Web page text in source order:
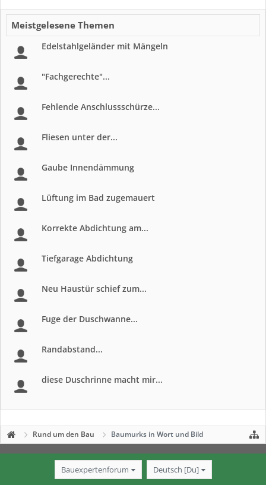
Meistgelesene Themen
Edelstahlgeländer mit Mängeln
"Fachgerechte"...
Fehlende Anschlussschürze...
Fliesen unter der...
Gaube Innendämmung
Lüftung im Bad zugemauert
Korrekte Abdichtung am...
Tiefgarage Abdichtung
Neu Haustür schief zum...
Fuge der Duschwanne...
Randabstand...
diese Duschrinne macht mir...
Rund um den Bau Baumurks in Wort und Bild
Bauexpertenforum Deutsch [Du]